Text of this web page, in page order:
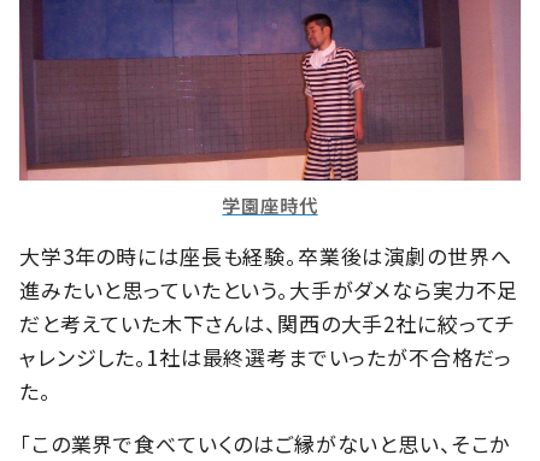
学園座時代
大学3年の時には座長も経験。卒業後は演劇の世界へ
進みたいと思っていたという。大手がダメなら実力不足
だと考えていた木下さんは、関西の大手2社に絞ってチ
ャレンジした。1社は最終選考までいったが不合格だっ
た。
「この業界で食べていくのはご縁がないと思い、そこか